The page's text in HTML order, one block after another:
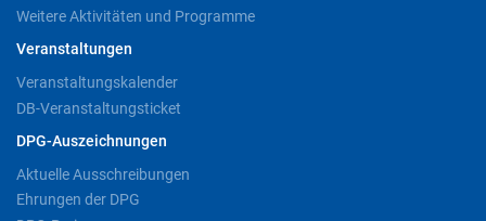
Weitere Aktivitäten und Programme
Veranstaltungen
Veranstaltungskalender
DB-Veranstaltungsticket
DPG-Auszeichnungen
Aktuelle Ausschreibungen
Ehrungen der DPG